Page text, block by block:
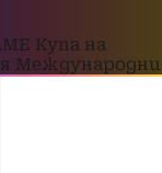
Купа на
Международни